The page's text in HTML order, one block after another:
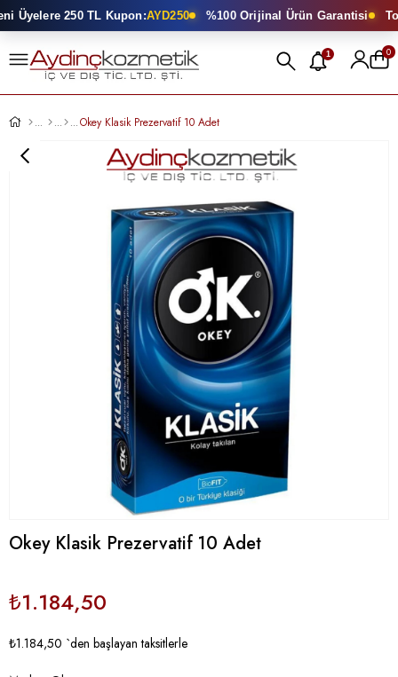
Üyelere 250 TL Kupon:AYD250 %100 Orijinal Ürün Garantisi
1 0
Okey Klasik Prezervatif 10 Adet
Okey Klasik Prezervatif 10 Adet
₺1.184,50
₺1.184,50 `den başlayan taksitlerle